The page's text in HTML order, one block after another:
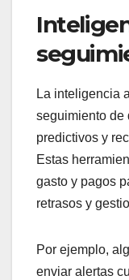
La inteligencia
seguimiento de
predictivos y
Estas
gasto y pagos
retrasos y
Por ejemplo,
enviar alertas